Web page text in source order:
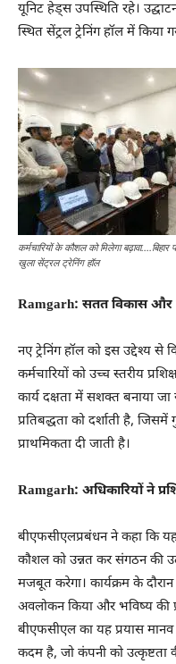
यूनिट हेड्स उपस्थिति रहे।
स्थित सेंट्रल ट्रेनिंग हॉल में किया
कर्मचारियों के कौशल को मिलेगा
खुला सेंट्रल ट्रेनिंग हॉल
Ramgarh: सतत विकास और
नए ट्रेनिंग हॉल को इस उद्देश्य से
कर्मचारियों को उच्च स्तरीय
कार्य दक्षता में सशक्त बनाया
प्रतिबद्धता को दर्शाती है,
प्राथमिकता दी जाती है।
Ramgarh: अधिकारियों ने
बीएफसीएलप्रबंधन ने कहा कि यह
कौशल को उन्नत कर संगठन की
मजबूत करेगा। कार्यक्रम के
अवलोकन किया और भविष्य की
बीएफसीएल का यह प्रयास
कदम है, जो कंपनी को उत्कृष्टता